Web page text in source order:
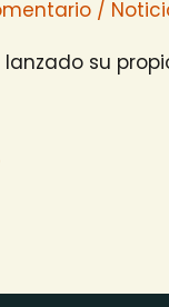
/
lanzado su